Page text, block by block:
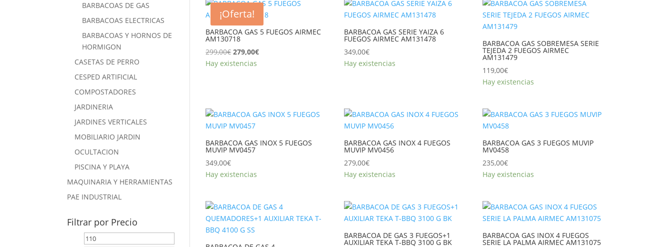
¡Oferta!
BARBACOA GAS 5 FUEGOS AIRMEC
AM130718
299,00€El
precio
279,00€El
Hay existencias
BARBACOA GAS SERIE YAIZA 6
FUEGOS AIRMEC AM131478
349,00€
Hay existencias
BARBACOA GAS SOBREMESA SERIE
TEJEDA 2 FUEGOS AIRMEC
AM131479
119,00€
Hay existencias
BARBACOA GAS INOX 5 FUEGOS
MUVIP MV0457
349,00€
Hay existencias
BARBACOA GAS INOX 4 FUEGOS
MUVIP MV0456
279,00€
Hay existencias
BARBACOA GAS 3 FUEGOS MUVIP
MV0458
235,00€
Hay existencias
BARBACOA DE GAS 3 FUEGOS+1
AUXILIAR TEKA T-BBQ 3100 G BK
BARBACOA GAS INOX 4 FUEGOS
SERIE LA PALMA AIRMEC AM131075
BARBACOAS DE GAS
BARBACOAS ELECTRICAS
BARBACOAS Y HORNOS DE
HORMIGON
CASETAS DE PERRO
CESPED ARTIFICIAL
COMPOSTADORES
JARDINERIA
JARDINES VERTICALES
MOBILIARIO JARDIN
OCULTACION
PISCINA Y PLAYA
MAQUINARIA Y HERRAMIENTAS
PAE INDUSTRIAL
Filtrar por Precio
Precio